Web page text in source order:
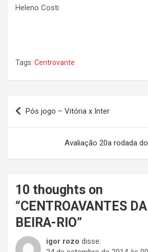
Heleno Costi
Tags: Centrovante
Navegação
de
Pós jogo – Vitória x Inter
Avaliação 20a rodada
10 thoughts on
“CENTROAVANTES
BEIRA-RIO”
igor rozo disse: